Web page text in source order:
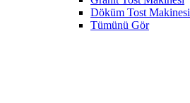
Döküm Tost Makinesi
Tümünü Gör